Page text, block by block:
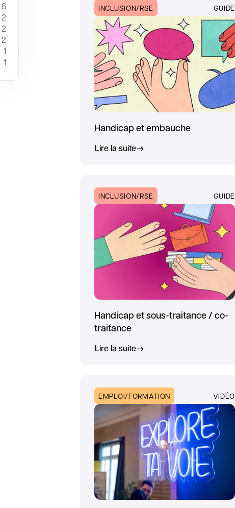
8
2
2
2
1
1
INCLUSION/RSE GUIDE
Handicap et embauche
Lire la suite
INCLUSION/RSE GUIDE
Handicap et sous-traitance / co-
traitance
Lire la suite
EMPLOI/FORMATION VIDÉO